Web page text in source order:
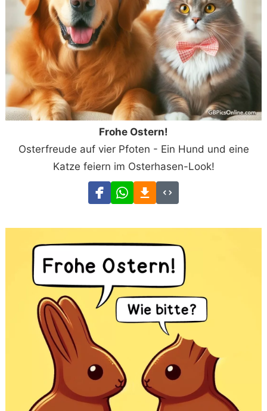
Frohe Ostern!
Osterfreude auf vier Pfoten - Ein Hund und eine
Katze feiern im Osterhasen-Look!